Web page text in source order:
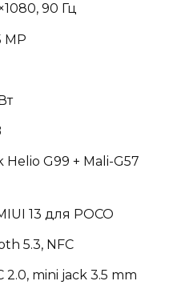
90 Гц
MP
G99 + Mali-G57
13 для POCO
5.3, NFC
mini jack 3.5 mm